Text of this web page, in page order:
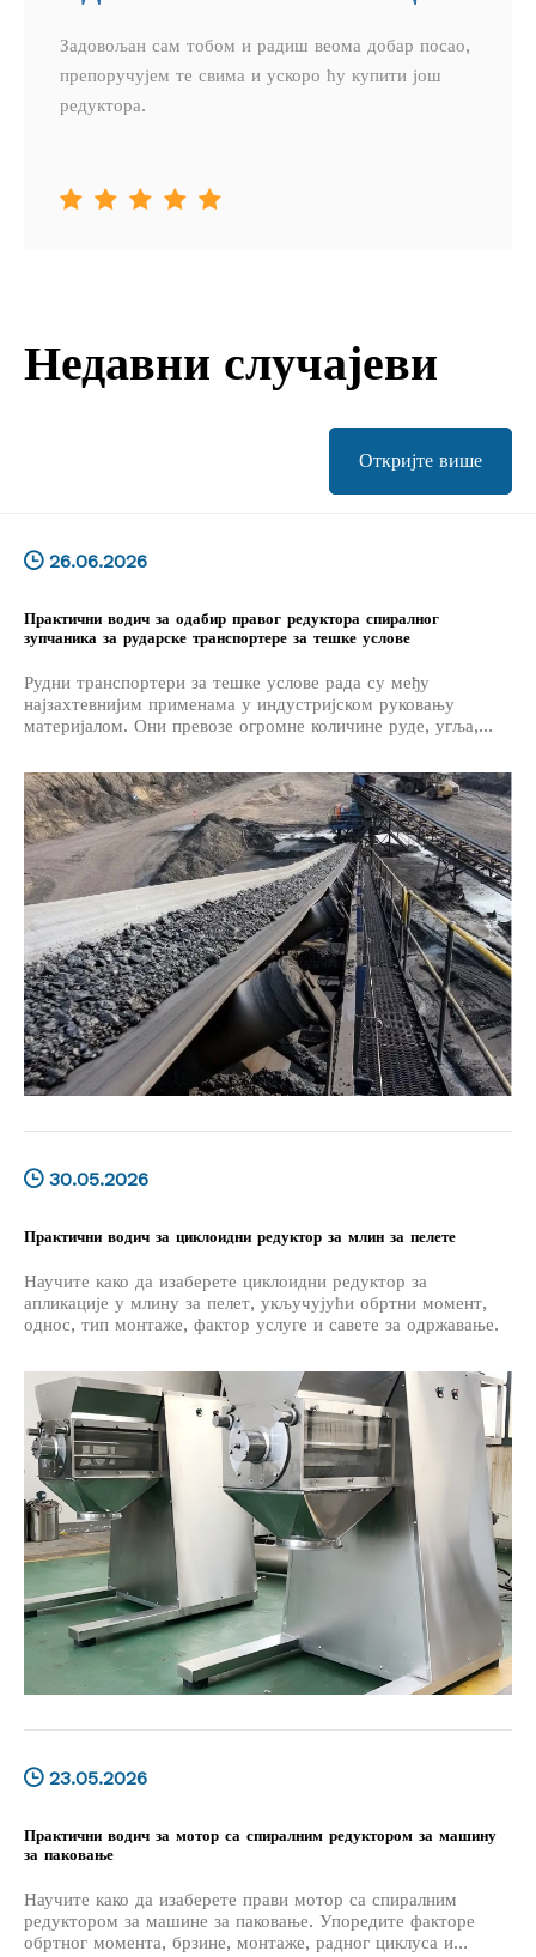
Задовољан сам тобом и радиш веома добар посао,
препоручујем те свима и ускоро ћу купити још
редуктора.
    
Недавни случајеви
Откријте више
26.06.2026
Практични водич за одабир правог редуктора спиралног
зупчаника за рударске транспортере за тешке услове
Рудни транспортери за тешке услове рада су међу
најзахтевнијим применама у индустријском руковању
материјалом. Они превозе огромне количине руде, угља,
удаљености, често радећи 24 сата дневно у тешким
условима.
30.05.2026
Практични водич за циклоидни редуктор за млин за пелете
Научите како да изаберете циклоидни редуктор за
апликације у млину за пелет, укључујући обртни момент,
однос, тип монтаже, фактор услуге и савете за одржавање.
23.05.2026
Практични водич за мотор са спиралним редуктором за машину
за паковање
Научите како да изаберете прави мотор са спиралним
редуктором за машине за паковање. Упоредите факторе
обртног момента, брзине, монтаже, радног циклуса и